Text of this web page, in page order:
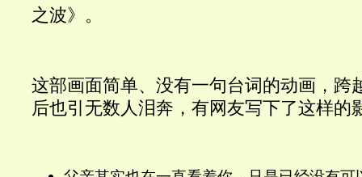
之波》。
这部画面简单、没有一句台词的动画，跨
后也引无数人泪奔，有网友写下了这样的